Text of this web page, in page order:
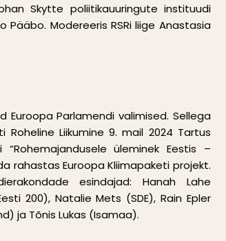
Skytte poliitikauuringute instituudi
Pääbo. Modereeris RSRi liige Anastasia
Euroopa Parlamendi valimised. Sellega
Roheline Liikumine 9. mail 2024 Tartus
üleminek Eestis –
rahastas Euroopa Kliimapaketi projekt.
esindajad: Hanah Lahe
200), Natalie Mets (SDE), Rain Epler
ja Tõnis Lukas (Isamaa).